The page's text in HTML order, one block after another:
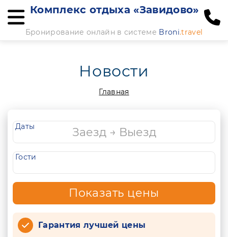
Комплекс отдыха «Завидово»
Бронирование онлайн в системе Broni.travel
Новости
Главная
Даты
Гости
Показать цены
Гарантия лучшей цены